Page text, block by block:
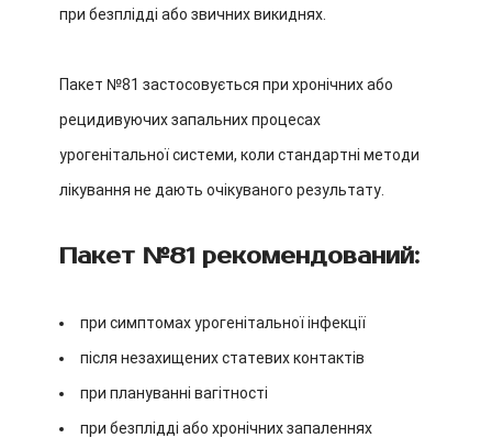
при безплідді або звичних викиднях.
Пакет №81 застосовується при хронічних або
рецидивуючих запальних процесах
урогенітальної системи, коли стандартні методи
лікування не дають очікуваного результату.
Пакет №81 рекомендований:
при симптомах урогенітальної інфекції
після незахищених статевих контактів
при плануванні вагітності
при безплідді або хронічних запаленнях